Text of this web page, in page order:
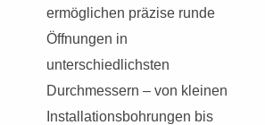
ermöglichen präzise runde
Öffnungen in
unterschiedlichsten
Durchmessern – von kleinen
Installationsbohrungen bis